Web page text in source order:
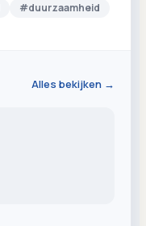
#duurzaamheid
Alles bekijken →